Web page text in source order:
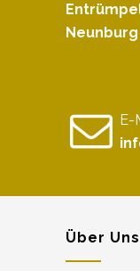
E-
Über Uns